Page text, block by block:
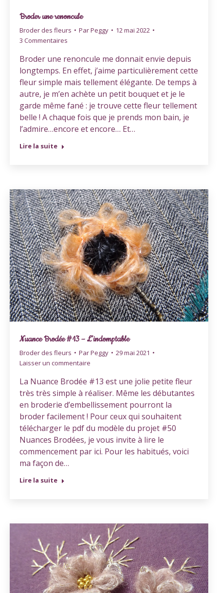
Broder une renoncule
Broder des fleurs ParPeggy
12 mai 2022
3 Commentaires
Broder une renoncule me donnait envie depuis
longtemps. En effet, j’aime particulièrement cette
fleur simple mais tellement élégante. De temps à
autre, je m’en achète un petit bouquet et je le
garde même fané : je trouve cette fleur tellement
belle ! A chaque fois que je prends mon bain, je
l’admire…encore et encore… Et…
Lire la suite
Nuance Brodée #13 – L’indomptable
Broder des fleurs ParPeggy
29 mai 2021
Laisser un commentaire
La Nuance Brodée #13 est une jolie petite fleur
très très simple à réaliser. Même les débutantes
en broderie d’embellissement pourront la
broder facilement ! Pour ceux qui souhaitent
télécharger le pdf du modèle du projet #50
Nuances Brodées, je vous invite à lire le
commencement par ici. Pour les habitués, voici
ma façon de…
Lire la suite